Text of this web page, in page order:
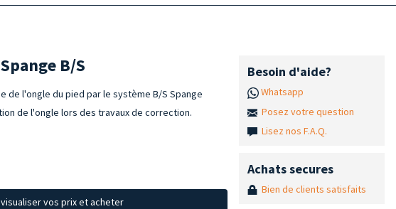
B/S
de l'ongle du pied par le système B/S Spange
de l'ongle lors des travaux de correction.
vos prix et acheter
Besoin d'aide?
Whatsapp
Posez votre question
Lisez nos F.A.Q.
Achats secures
Bien de clients satisfaits